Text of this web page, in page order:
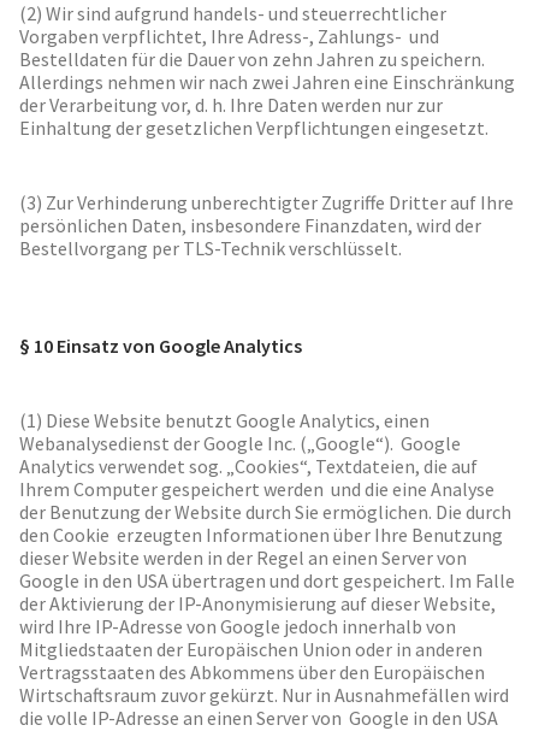
(2) Wir sind aufgrund handels- und steuerrechtlicher
Vorgaben verpflichtet, Ihre Adress-, Zahlungs- und
Bestelldaten für die Dauer von zehn Jahren zu speichern.
Allerdings nehmen wir nach zwei Jahren eine Einschränkung
der Verarbeitung vor, d. h. Ihre Daten werden nur zur
Einhaltung der gesetzlichen Verpflichtungen eingesetzt.
(3) Zur Verhinderung unberechtigter Zugriffe Dritter auf Ihre
persönlichen Daten, insbesondere Finanzdaten, wird der
Bestellvorgang per TLS-Technik verschlüsselt.
§ 10 Einsatz von Google Analytics
(1) Diese Website benutzt Google Analytics, einen
Webanalysedienst der Google Inc. („Google“). Google
Analytics verwendet sog. „Cookies“, Textdateien, die auf
Ihrem Computer gespeichert werden und die eine Analyse
der Benutzung der Website durch Sie ermöglichen. Die durch
den Cookie erzeugten Informationen über Ihre Benutzung
dieser Website werden in der Regel an einen Server von
Google in den USA übertragen und dort gespeichert. Im Falle
der Aktivierung der IP-Anonymisierung auf dieser Website,
wird Ihre IP-Adresse von Google jedoch innerhalb von
Mitgliedstaaten der Europäischen Union oder in anderen
Vertragsstaaten des Abkommens über den Europäischen
Wirtschaftsraum zuvor gekürzt. Nur in Ausnahmefällen wird
die volle IP-Adresse an einen Server von Google in den USA